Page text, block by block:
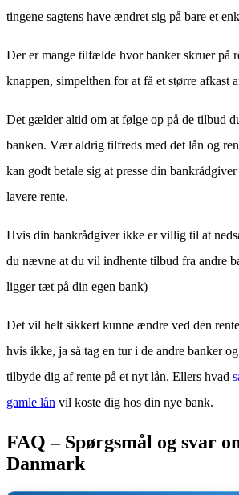
tingene sagtens have ændret sig på bare et
Der er mange tilfælde hvor banker skruer på
knappen, simpelthen for at få et større afkast
Det gælder altid om at følge op på de tilbud
banken. Vær aldrig tilfreds med det lån og
kan godt betale sig at presse din
lavere rente.
Hvis din bankrådgiver ikke er villig til at
du nævne at du vil indhente tilbud fra andre
ligger tæt på din egen bank)
Det vil helt sikkert kunne ændre ved den
hvis ikke, ja så tag en tur i de andre banker
tilbyde dig af rente på et nyt lån. Ellers hvad
gamle lån vil koste dig hos din nye bank.
FAQ – Spørgsmål og svar
Danmark